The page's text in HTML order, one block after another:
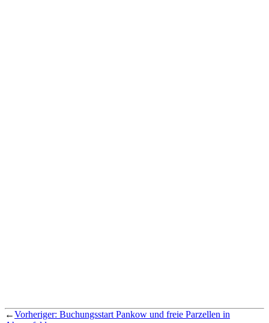
←Vorheriger: Buchungsstart Pankow und freie Parzellen in